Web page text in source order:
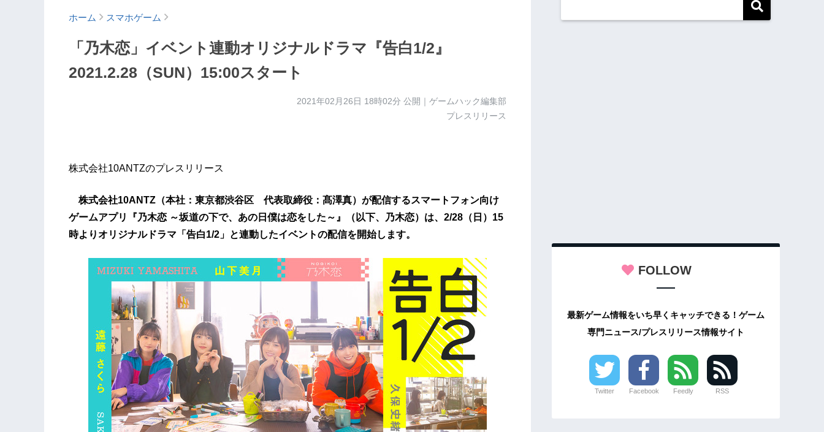
ホーム スマホゲーム
「乃木恋」イベント連動オリジナルドラマ『告白1/2』
2021.2.28（SUN）15:00スタート
2021年02月26日 18時02分 公開｜ゲームハック編集部
プレスリリース
株式会社10ANTZのプレスリリース
株式会社10ANTZ（本社：東京都渋谷区 代表取締役：髙澤真）が配信するスマートフォン向け
ゲームアプリ『乃木恋 ～坂道の下で、あの日僕は恋をした～』（以下、乃木恋）は、2/28（日）15
時よりオリジナルドラマ「告白1/2」と連動したイベントの配信を開始します。
FOLLOW
最新ゲーム情報をいち早くキャッチできる！ゲーム
専門ニュース/プレスリリース情報サイト
Twitter Facebook Feedly RSS